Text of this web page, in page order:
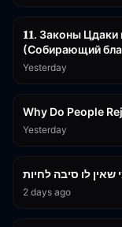
𝟏𝟏. Законы Цдаки
(Собирающий
Yesterday
Why Do People
Yesterday
שאין לו סיבה לחיות
2 days ago